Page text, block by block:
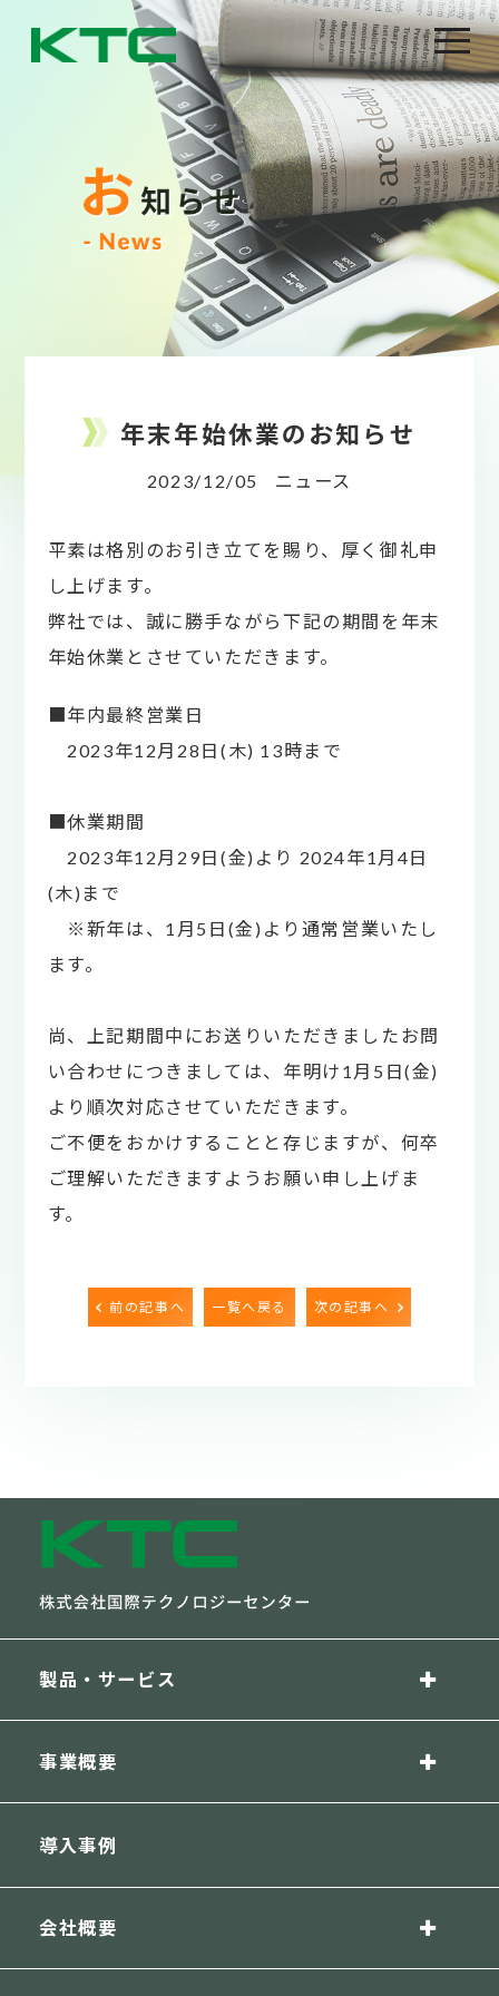
年末年始休業のお知らせ
2023/12/05 ニュース
平素は格別のお引き立てを賜り、厚く御礼申
し上げます。
弊社では、誠に勝手ながら下記の期間を年末
年始休業とさせていただきます。
■年内最終営業日
2023年12月28日(木) 13時まで
■休業期間
2023年12月29日(金)より 2024年1月4日
(木)まで
※新年は、1月5日(金)より通常営業いたし
ます。
尚、上記期間中にお送りいただきましたお問
い合わせにつきましては、年明け1月5日(金)
より順次対応させていただきます。
ご不便をおかけすることと存じますが、何卒
ご理解いただきますようお願い申し上げま
す。
前の記事へ 一覧へ戻る 次の記事へ
製品・サービス
事業概要
導入事例
会社概要